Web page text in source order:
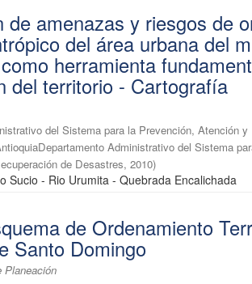
de amenazas y riesgos de
del área urbana del
herramienta
del territorio - Cartografía
del Sistema para la Prevención, Atención y
Administrativo del Sistema
de Desastres, 2010)
Sucio - Rio Urumita - Quebrada Encalichada
de Ordenamiento
Santo Domingo
Planeación